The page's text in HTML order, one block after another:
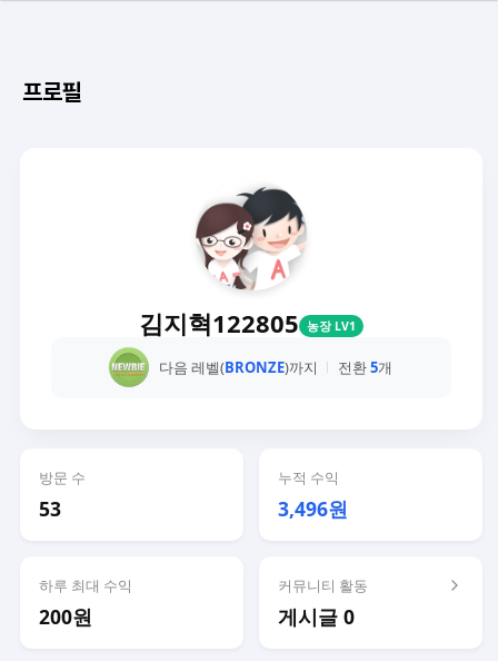
프로필
김지혁122805 농장 LV1
다음 레벨(BRONZE)까지 전환5개
방문 수
53
누적 수익
3,496원
하루 최대 수익
200원
커뮤니티 활동
게시글 0